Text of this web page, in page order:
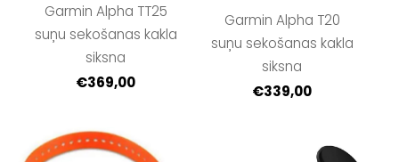
Garmin Alpha TT25
suņu sekošanas kakla
siksna
€369,00
Garmin Alpha T20
suņu sekošanas kakla
siksna
€339,00